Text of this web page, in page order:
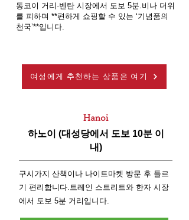
Hanoi
하노이 (대성당에서 도보 10분 이
내)
구시가지 산책이나 나이트마켓 방문 후 들르
기 편리합니다.트레인 스트리트와 한자 시장
에서 도보 5분 거리입니다.
여성에게 추천하는 상품은 여기
동코이 거리·벤탄 시장에서 도보 5분. 비나 더위
를 피하며 **편하게 쇼핑할 수 있는 ‘기념품의
천국’**입니다.